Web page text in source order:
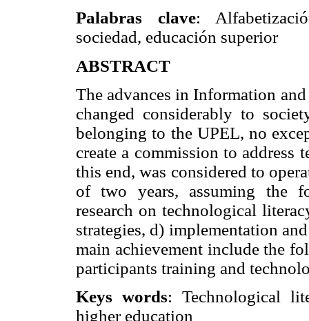
Palabras clave:
sociedad, educación superior
ABSTRACT
The advances in Information
changed considerably to
belonging to the UPEL, no
create a commission to
this end, was considered to
of two years, assuming the
research on technological
strategies, d) implementation
main achievement include the
participants training and
Keys words: Technological
higher education